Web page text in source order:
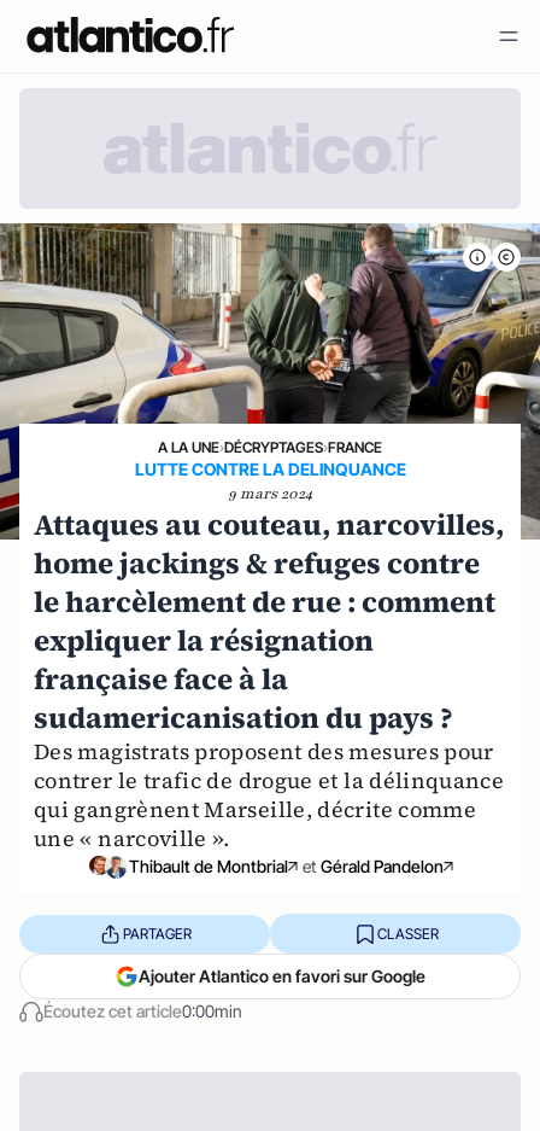
A LA UNE›DÉCRYPTAGES›FRANCE
LUTTE CONTRE LA DELINQUANCE
9 mars 2024
Attaques au couteau, narcovilles,
home jackings & refuges contre
le harcèlement de rue : comment
expliquer la résignation
française face à la
sudamericanisation du pays ?
Des magistrats proposent des mesures pour
contrer le trafic de drogue et la délinquance
qui gangrènent Marseille, décrite comme
une « narcoville ».
Thibault de Montbrial et Gérald Pandelon
Écoutez cet article0:00min
PARTAGER CLASSER
Ajouter Atlantico en favori sur Google